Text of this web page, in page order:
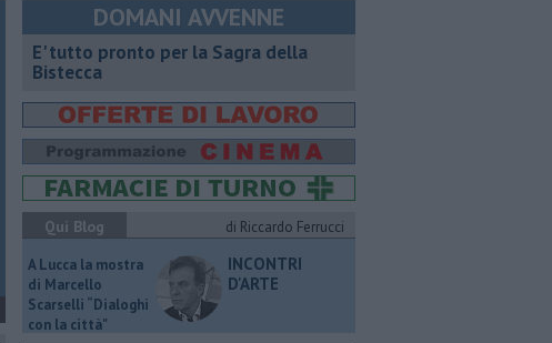
DOMANI AVVENNE
E' tutto pronto per la Sagra della
Bistecca
Qui Blog
di Riccardo Ferrucci
A Lucca la mostra
di Marcello
Scarselli “Dialoghi
con la città"
INCONTRI
D'ARTE